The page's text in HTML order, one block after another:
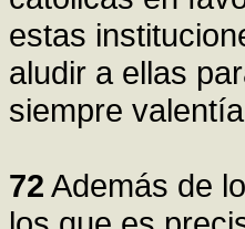
estas
aludir a ellas
siempre
72 Además de